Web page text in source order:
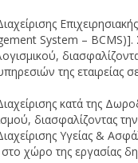
System – BCMS)].
της εταιρείας
κατά της
διασφαλίζοντας
Υγείας &
χώρο της εργασίας